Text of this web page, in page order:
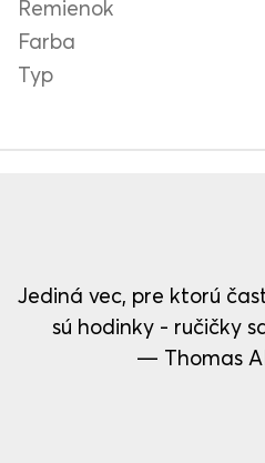
Remienok
Farba
Typ
Jediná vec, pre ktorú
sú hodinky - ručičky
— Thomas